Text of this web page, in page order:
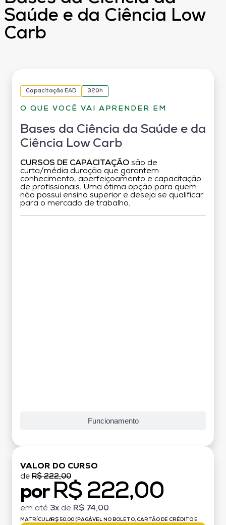
Saúde e da Ciência Low
Carb
Capacitação EAD 320h
O QUE VOCÊ VAI APRENDER EM
Bases da Ciência da Saúde e da
Ciência Low Carb
CURSOS DE CAPACITAÇÃO são de
curta/média duração que garantem
conhecimento, aperfeiçoamento e capacitação
de profissionais. Uma ótima opção para quem
não possui ensino superior e deseja se qualificar
para o mercado de trabalho.
Funcionamento
VALOR DO CURSO
de R$ 222,00
por R$ 222,00
em até 3x de R$ 74,00
MATRÍCULA:R$ 50,00 (PAGÁVEL NO BOLETO, CARTÃO DE CRÉDITO E